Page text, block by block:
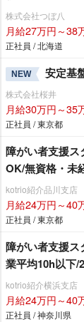
株式会社つぼ八
月給27万円～38
正社員 / 北海道
NEW 安定基
株式会社桜井
月給30万円～35
正社員 / 東京都
障がい者支援ス
OK/無資格・未
kotrio紹介品川支店
月給24万円～40
正社員 / 東京都
障がい者支援
業平均10h以下/
kotrio紹介横浜支店
月給24万円～40
正社員 / 神奈川県